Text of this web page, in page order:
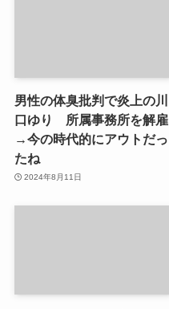
男性の体臭批判で炎上の川
口ゆり 所属事務所を解雇
→今の時代的にアウトだっ
たね
2024年8月11日